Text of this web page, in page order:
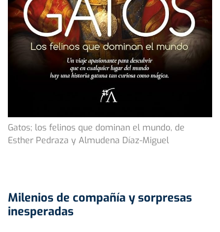
Gatos; los felinos que dominan el mundo, de
Esther Pedraza y Almudena Díaz-Miguel
Milenios de compañía y sorpresas
inesperadas